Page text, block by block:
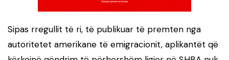
Sipas rregullit të ri, të publikuar të premten nga
autoritetet amerikane të emigracionit, aplikantët që